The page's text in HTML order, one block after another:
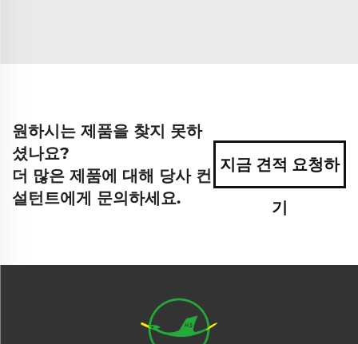
원하시는 제품을 찾지 못하
셨나요?
더 많은 제품에 대해 당사 컨
설턴트에게 문의하세요.
지금 견적 요청하
기